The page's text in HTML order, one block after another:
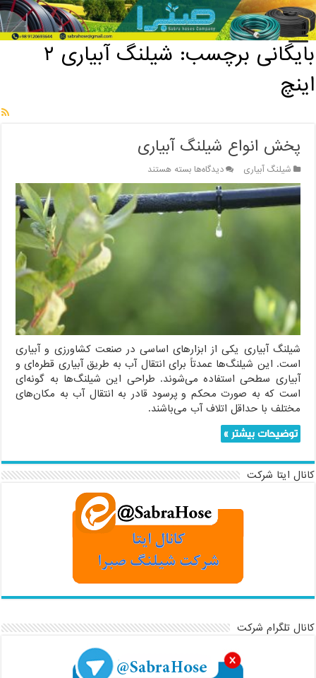
خانه / بایگانی برچسب: شیلنگ آبیاری ۲ اینچ
بایگانی برچسب:
شیلنگ آبیاری ۲
اینچ
پخش انواع شیلنگ آبیاری
شیلنگ آبیاری دیدگاه‌هابرای
پخش
انواع
شیلنگ
بسته هستند
شیلنگ آبیاری یکی از ابزارهای اساسی در صنعت کشاورزی و آبیاری
است. این شیلنگ‌ها عمدتاً برای انتقال آب به طریق آبیاری قطره‌ای و
آبیاری سطحی استفاده می‌شوند. طراحی این شیلنگ‌ها به گونه‌ای
است که به صورت محکم و پرسود قادر به انتقال آب به مکان‌های
مختلف با حداقل اتلاف آب می‌باشند.
توضیحات بیشتر »
کانال ایتا شرکت
کانال تلگرام شرکت